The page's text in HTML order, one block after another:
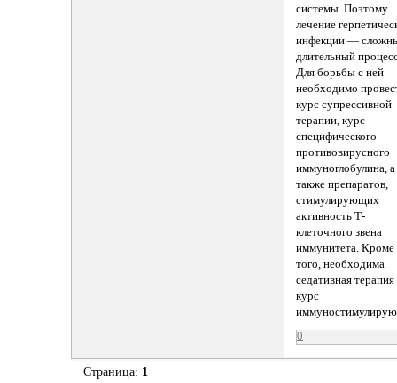
системы. Поэтому
лечение
инфекции —
длительный
Для борьбы с ней
необходимо
курс супрессивной
терапии, курс
специфического
противовирусного
иммуноглобулина, а
также препаратов,
стимулирующих
активность Т-
клеточного звена
иммунитета. Кроме
того, необходима
седативная терапия
курс
0
Страница: 1